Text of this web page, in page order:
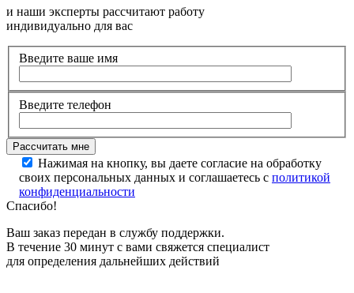
и наши эксперты рассчитают работу
индивидуально для вас
Введите ваше имя
Введите телефон
Нажимая на кнопку, вы даете согласие на обработку
своих персональных данных и соглашаетесь с политикой
конфиденциальности
Спасибо!
Ваш заказ передан в службу поддержки.
В течение 30 минут с вами свяжется специалист
для определения дальнейших действий